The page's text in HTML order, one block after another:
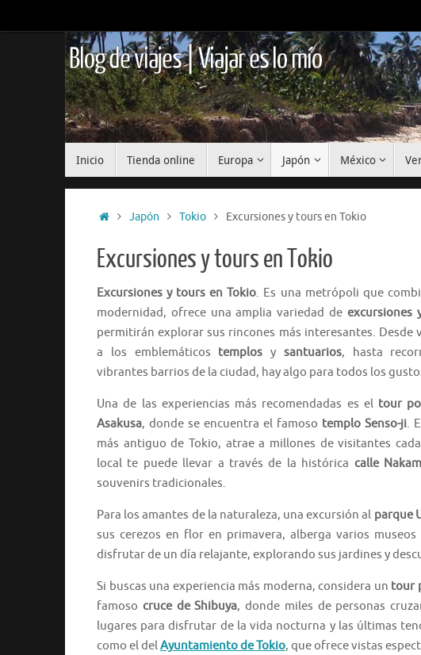
al
Blog de viajes | Viajar es lo mío
Inicio Tienda online Europa Japón México
InicioJapón Tokio Excursiones y tours en Tokio
Excursiones y tours en Tokio
Excursiones y tours en Tokio. Es una metrópoli que
modernidad, ofrece una amplia variedad de excursiones
permitirán explorar sus rincones más interesantes. Desde
a los emblemáticos templos y santuarios, hasta
vibrantes barrios de la ciudad, hay algo para todos los
Una de las experiencias más recomendadas es el tour
Asakusa, donde se encuentra el famoso templo Senso-ji.
más antiguo de Tokio, atrae a millones de visitantes
local te puede llevar a través de la histórica calle
souvenirs tradicionales.
Para los amantes de la naturaleza, una excursión al parque
sus cerezos en flor en primavera, alberga varios
disfrutar de un día relajante, explorando sus jardines y
Si buscas una experiencia más moderna, considera un tour
famoso cruce de Shibuya, donde miles de personas
lugares para disfrutar de la vida nocturna y las últimas
como el delAyuntamiento de Tokio, que ofrece vistas